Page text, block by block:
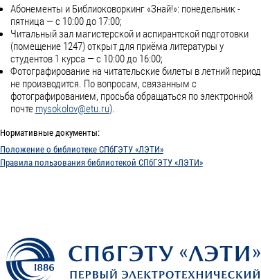
Абонементы и Библиоковоркинг «Знай!»: понедельник -
пятница — с 10:00 до 17:00;
Читальный зал магистерской и аспирантской подготовки
(помещение 1247) открыт для приёма литературы у
студентов 1 курса — с 10:00 до 16:00;
Фотографирование на читательские билеты в летний период
не производится. По вопросам, связанным с
фотографированием, просьба обращаться по электронной
почте mysokolov@etu.ru).
Нормативные документы:
Положение о библиотеке СПбГЭТУ «ЛЭТИ»
Правила пользования библиотекой СПбГЭТУ «ЛЭТИ»